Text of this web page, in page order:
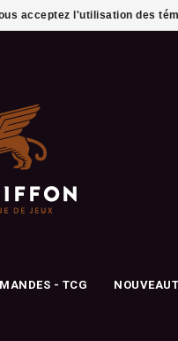
- TCG
acceptez l'utilisation des